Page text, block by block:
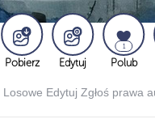
Pobierz Edytuj
1
Polub
Losowe Edytuj Zgłoś prawa